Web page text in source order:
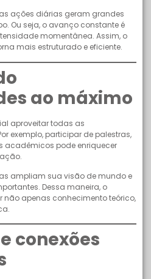
ações diárias geram grandes
Ou seja, o avanço constante é
momentânea. Assim, o
mais estruturado e eficiente.
ao máximo
aproveitar todas as
exemplo, participar de palestras,
acadêmicos pode enriquecer
ampliam sua visão de mundo e
Dessa maneira, o
não apenas conhecimento teórico,
conexões